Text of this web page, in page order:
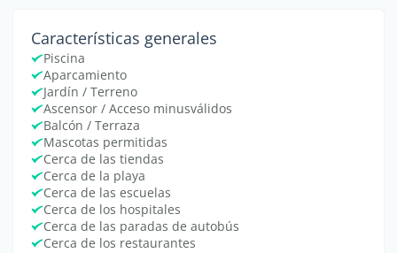
Características generales
Piscina
Aparcamiento
Jardín / Terreno
Ascensor / Acceso minusválidos
Balcón / Terraza
Mascotas permitidas
Cerca de las tiendas
Cerca de la playa
Cerca de las escuelas
Cerca de los hospitales
Cerca de las paradas de autobús
Cerca de los restaurantes